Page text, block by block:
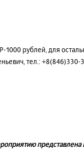
1000 рублей, для
тел.: